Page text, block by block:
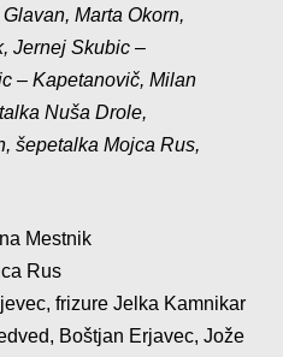
Marta Okorn,
Jernej Skubic –
– Kapetanovič, Milan
Nuša Drole,
šepetalka Mojca Rus,
Mestnik
Rus
frizure Jelka Kamnikar
Boštjan Erjavec, Jože